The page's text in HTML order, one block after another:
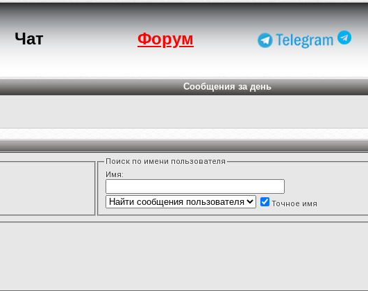
Чат Форум
Сообщения за день
Поиск по имени пользователя
Имя:
Точное имя